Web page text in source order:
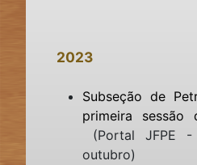
2023
Subseção de
primeira sessão
(Portal JFPE
outubro)